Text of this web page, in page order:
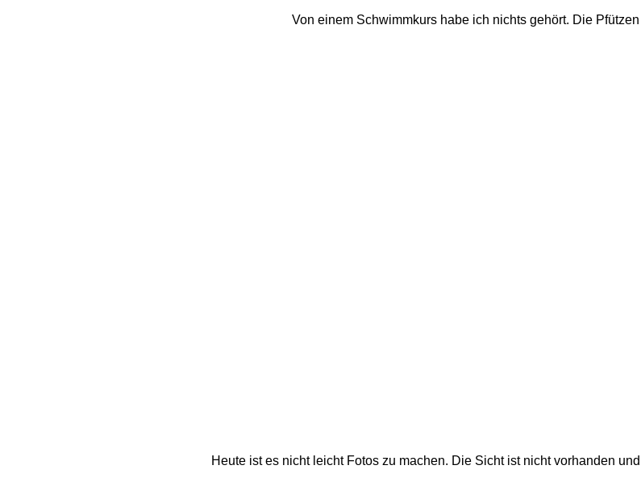
Von einem Schwimmkurs habe ich nichts gehört. Die
Heute ist es nicht leicht Fotos zu machen. Die Sicht ist nicht vorhanden